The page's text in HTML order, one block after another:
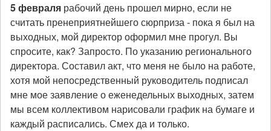
5 февраля рабочий день прошел мирно, если не
считать пренеприятнейшего сюрприза - пока я был на
выходных, мой директор оформил мне прогул. Вы
спросите, как? Запросто. По указанию регионального
директора. Составил акт, что меня не было на работе,
хотя мой непосредственный руководитель подписал
мне мое заявление о еженедельных выходных, затем
мы всем коллективом нарисовали график на бумаге и
каждый расписались. Смех да и только.